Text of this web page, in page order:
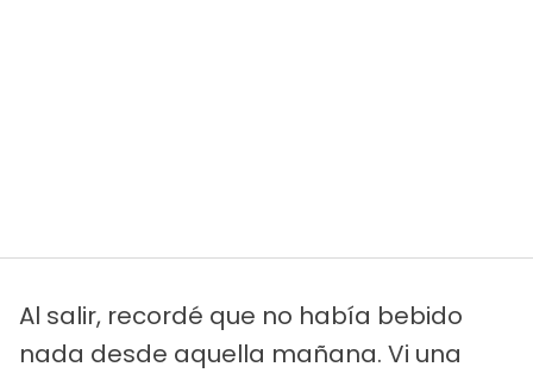
Al salir, recordé que no había bebido
nada desde aquella mañana. Vi una